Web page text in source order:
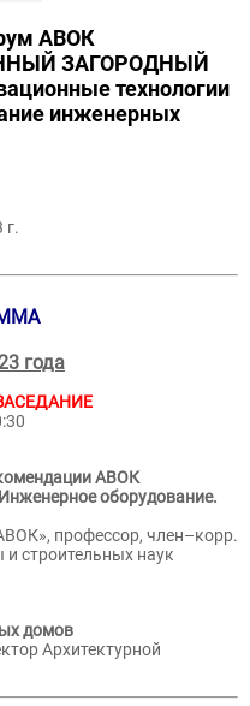
АВОК
ЗАГОРОДНЫЙ
технологии
инженерных
года
АВОК
оборудование.
профессор, член–корр.
строительных наук
домов
Архитектурной